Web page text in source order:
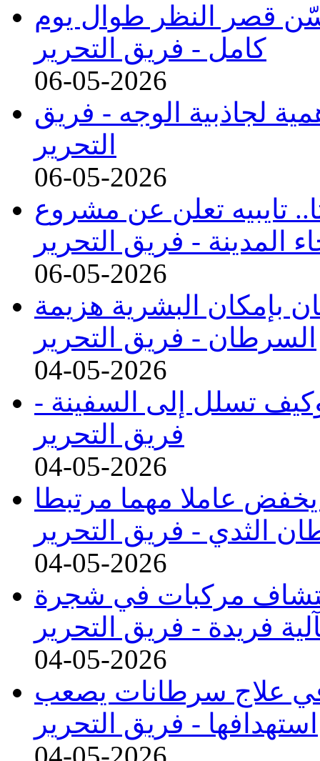
قصر النظر طوال يوم
كامل - فريق التحرير
06-05-2026
لجاذبية الوجه - فريق
التحرير
06-05-2026
تايبيه تعلن عن مشروع
المدينة - فريق التحرير
06-05-2026
بإمكان البشرية هزيمة
السرطان - فريق التحرير
04-05-2026
تسلل إلى السفينة -
فريق التحرير
04-05-2026
يخفض عاملا مهما مرتبطا
الثدي - فريق التحرير
04-05-2026
مركبات في شجرة
فريدة - فريق التحرير
04-05-2026
في علاج سرطانات يصعب
استهدافها - فريق التحرير